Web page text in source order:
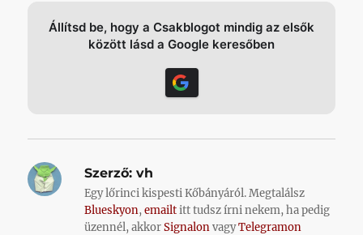
Állítsd be, hogy a Csakblogot mindig az elsők
között lásd a Google keresőben
Szerző: vh
Egy lőrinci kispesti Kőbányáról. Megtalálsz
Blueskyon,emailtitt tudsz írni nekem, ha pedig
üzennél, akkorSignalonvagyTelegramon